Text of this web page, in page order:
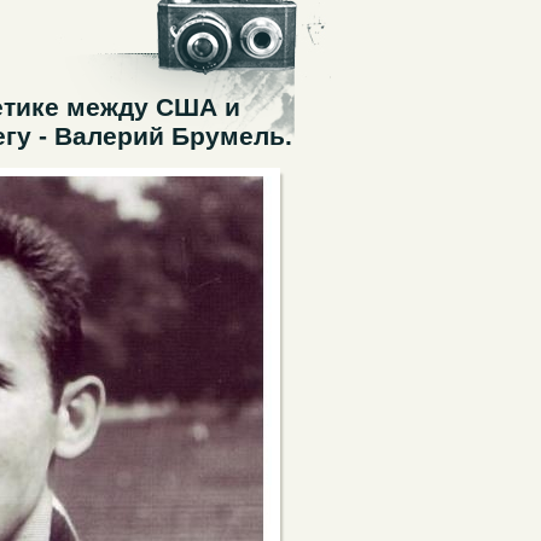
между США и
- Валерий Брумель.